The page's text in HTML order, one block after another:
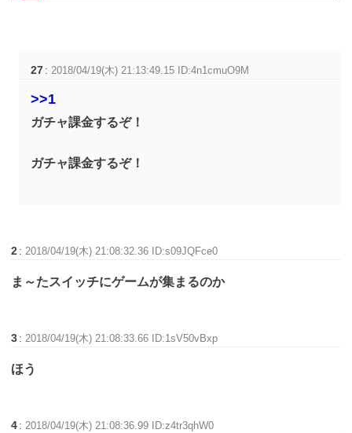
27 : 2018/04/19(木) 21:13:49.15 ID:4n1cmuO9M
>>1
ガチャ課金するぞ！
ガチャ課金するぞ！
2 :2018/04/19(木) 21:08:32.36 ID:s09JQFce0
ま～たスイッチにゲームが集まるのか
3 :2018/04/19(木) 21:08:33.66 ID:1sV50vBxp
ほう
4 :2018/04/19(木) 21:08:36.99 ID:z4tr3qhW0